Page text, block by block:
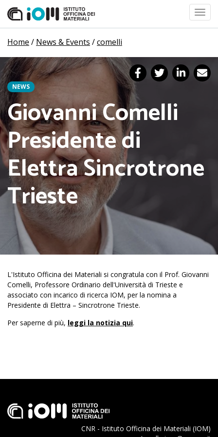
Home / News & Events /comelli
NEWS
Giovanni Comelli
Presidente di
Elettra Sincrotrone
Trieste
L'Istituto Officina dei Materiali si congratula con il Prof. Giovanni
Comelli, Professore Ordinario dell'Università di Trieste e
associato con incarico di ricerca IOM, per la nomina a
Presidente di Elettra – Sincrotrone Trieste.
Per saperne di più, leggi la notizia qui.
CNR - Istituto Officina dei Materiali (IOM)